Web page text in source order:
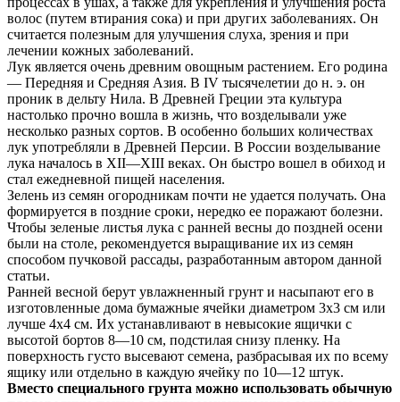
волос (путем втирания сока) и при других заболеваниях. Он
считается полезным для улучшения слуха, зрения и при
лечении кожных заболеваний.
Лук является очень древним овощным растением. Его родина
— Передняя и Средняя Азия. В IV тысячелетии до н. э. он
проник в дельту Нила. В Древней Греции эта культура
настолько прочно вошла в жизнь, что возделывали уже
несколько разных сортов. В особенно больших количествах
лук употребляли в Древней Персии. В России возделывание
лука началось в XII—XIII веках. Он быстро вошел в обиход и
стал ежедневной пищей населения.
Зелень из семян огородникам почти не удается получать. Она
формируется в поздние сроки, нередко ее поражают болезни.
Чтобы зеленые листья лука с ранней весны до поздней осени
были на столе, рекомендуется выращивание их из семян
способом пучковой рассады, разработанным автором данной
статьи.
Ранней весной берут увлажненный грунт и насыпают его в
изготовленные дома бумажные ячейки диаметром 3x3 см или
лучше 4x4 см. Их устанавливают в невысокие ящички с
высотой бортов 8—10 см, подстилая снизу пленку. На
поверхность густо высевают семена, разбрасывая их по всему
ящику или отдельно в каждую ячейку по 10—12 штук.
Вместо специального грунта можно использовать обычную